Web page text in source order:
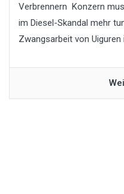
Verbrennern Konzern
im Diesel-Skandal mehr
Zwangsarbeit von Uiguren